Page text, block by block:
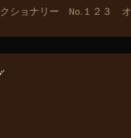
クショナリー No.１２３